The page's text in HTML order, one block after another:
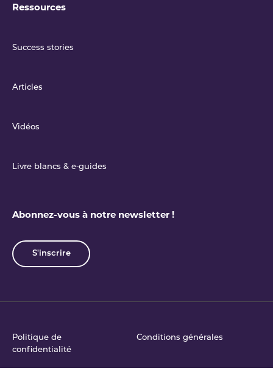
Ressources
Success stories
Articles
Vidéos
Livre blancs & e‑guides
Abonnez-vous à notre newsletter !
S'inscrire
Politique de
confidentialité
Conditions générales